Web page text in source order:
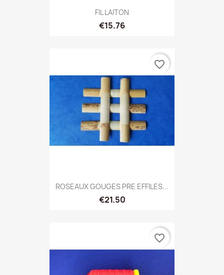
FIL LAITON
€15.76
ROSEAUX GOUGES PRE EFFILES...
€21.50
favorite_border
favorite_border